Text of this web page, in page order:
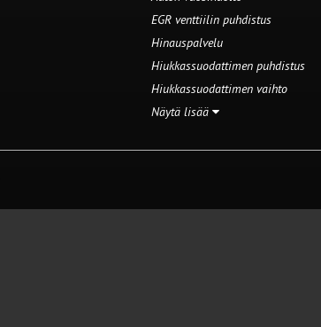
EGR venttiilin puhdistus
Hinauspalvelu
Hiukkassuodattimen puhdistus
Hiukkassuodattimen vaihto
Näytä lisää